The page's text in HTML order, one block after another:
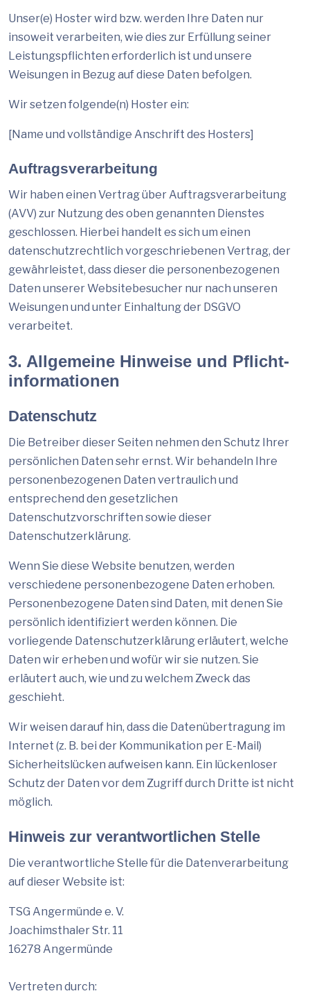
Unser(e) Hoster wird bzw. werden Ihre Daten nur
insoweit verarbeiten, wie dies zur Erfüllung seiner
Leistungspflichten erforderlich ist und unsere
Weisungen in Bezug auf diese Daten befolgen.
Wir setzen folgende(n) Hoster ein:
[Name und vollständige Anschrift des Hosters]
Auftragsverarbeitung
Wir haben einen Vertrag über Auftragsverarbeitung
(AVV) zur Nutzung des oben genannten Dienstes
geschlossen. Hierbei handelt es sich um einen
datenschutzrechtlich vorgeschriebenen Vertrag, der
gewährleistet, dass dieser die personenbezogenen
Daten unserer Websitebesucher nur nach unseren
Weisungen und unter Einhaltung der DSGVO
verarbeitet.
3. Allgemeine Hinweise und Pflicht­
informationen
Datenschutz
Die Betreiber dieser Seiten nehmen den Schutz Ihrer
persönlichen Daten sehr ernst. Wir behandeln Ihre
personenbezogenen Daten vertraulich und
entsprechend den gesetzlichen
Datenschutzvorschriften sowie dieser
Datenschutzerklärung.
Wenn Sie diese Website benutzen, werden
verschiedene personenbezogene Daten erhoben.
Personenbezogene Daten sind Daten, mit denen Sie
persönlich identifiziert werden können. Die
vorliegende Datenschutzerklärung erläutert, welche
Daten wir erheben und wofür wir sie nutzen. Sie
erläutert auch, wie und zu welchem Zweck das
geschieht.
Wir weisen darauf hin, dass die Datenübertragung im
Internet (z. B. bei der Kommunikation per E-Mail)
Sicherheitslücken aufweisen kann. Ein lückenloser
Schutz der Daten vor dem Zugriff durch Dritte ist nicht
möglich.
Hinweis zur verantwortlichen Stelle
Die verantwortliche Stelle für die Datenverarbeitung
auf dieser Website ist:
TSG Angermünde e. V.
Joachimsthaler Str. 11
16278 Angermünde
Vertreten durch: